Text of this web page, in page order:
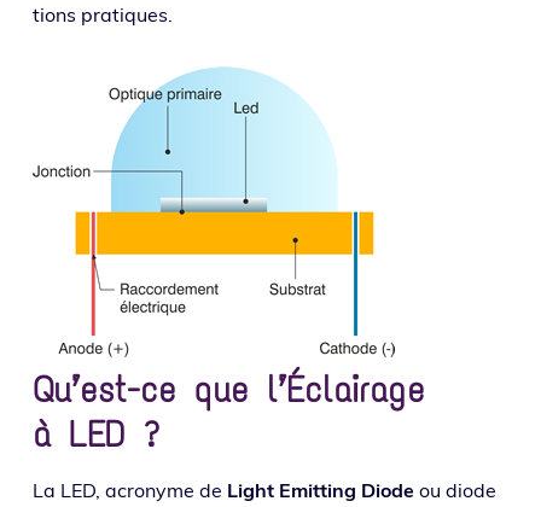
tions pratiques.
Qu’est-ce que l’Éclairage
à LED ?
La LED, acro­nyme de Light Emitting Diode ou diode